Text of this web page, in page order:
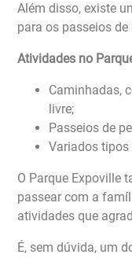
Além disso, existe
para os passeios
Atividades no
Caminhadas,
livre;
Passeios de
Variados tipos
O Parque Expoville
passear com a
atividades que
É, sem dúvida, um